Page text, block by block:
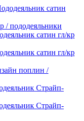
сатин
/ пододеяльники
сатин гл/кр
сатин гл/кр
поплин /
Страйп-
Страйп-